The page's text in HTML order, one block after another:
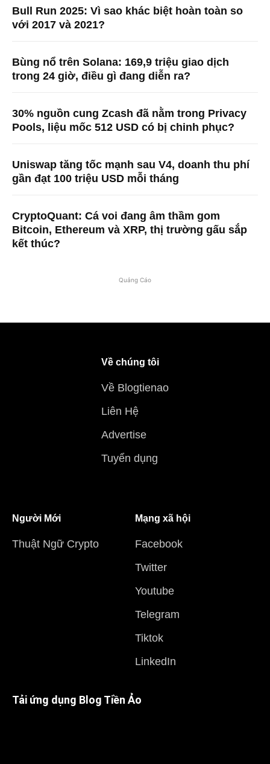
Bull Run 2025: Vì sao khác biệt hoàn toàn so
với 2017 và 2021?
Bùng nổ trên Solana: 169,9 triệu giao dịch
trong 24 giờ, điều gì đang diễn ra?
30% nguồn cung Zcash đã nằm trong Privacy
Pools, liệu mốc 512 USD có bị chinh phục?
Uniswap tăng tốc mạnh sau V4, doanh thu phí
gần đạt 100 triệu USD mỗi tháng
CryptoQuant: Cá voi đang âm thầm gom
Bitcoin, Ethereum và XRP, thị trường gấu sắp
kết thúc?
Quảng Cáo
Về chúng tôi
Về Blogtienao
Liên Hệ
Advertise
Tuyển dụng
Người Mới
Thuật Ngữ Crypto
Mạng xã hội
Facebook
Twitter
Youtube
Telegram
Tiktok
LinkedIn
Tải ứng dụng Blog Tiền Ảo